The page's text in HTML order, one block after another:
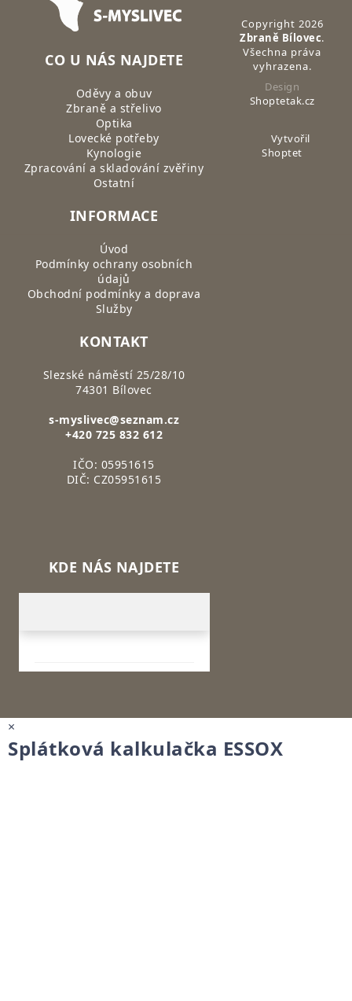
CO U NÁS NAJDETE
Oděvy a obuv
Zbraně a střelivo
Optika
Lovecké potřeby
Kynologie
Zpracování a skladování zvěřiny
Ostatní
INFORMACE
Úvod
Podmínky ochrany osobních
údajů
Obchodní podmínky a doprava
Služby
KONTAKT
Slezské náměstí 25/28/10
74301 Bílovec
s-myslivec@seznam.cz
+420 725 832 612
IČO: 05951615
DIČ: CZ05951615
KDE NÁS NAJDETE
Copyright 2026
Zbraně Bílovec.
Všechna práva
vyhrazena.
Design
Shoptetak.cz
Vytvořil
Shoptet
×
Splátková kalkulačka ESSOX